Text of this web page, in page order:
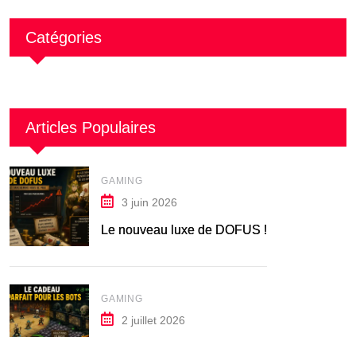
Catégories
Articles Populaires
GAMING
3 juin 2026
Le nouveau luxe de DOFUS !
GAMING
2 juillet 2026